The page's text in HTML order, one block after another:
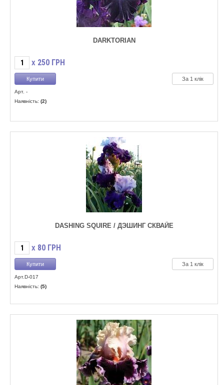
DARKTORIAN
X 250 ГРН
За 1 клік
Арт. -
Наявність: (2)
DASHING SQUIRE / ДЭШИНГ СКВАЙЕ
X 80 ГРН
За 1 клік
Арт.D-017
Наявність: (5)